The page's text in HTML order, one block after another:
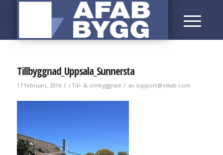
Tillbyggnad_Uppsala_Sunnersta
17 februari, 2016 / i Till- & ombyggnad / av support@vikab.com